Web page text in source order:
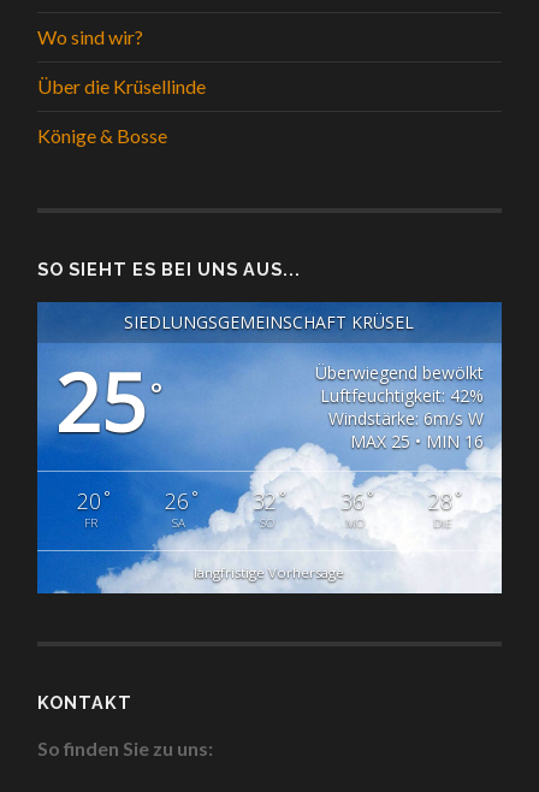
Wo sind wir?
Über die Krüsellinde
Könige & Bosse
SO SIEHT ES BEI UNS AUS...
SIEDLUNGSGEMEINSCHAFT KRÜSEL
25°
Überwiegend bewölkt
Luftfeuchtigkeit: 42%
Windstärke: 6m/s W
MAX 25 • MIN 16
20°
FR
26°
SA
32°
SO
36°
MO
28°
DIE
langfristige Vorhersage
KONTAKT
So finden Sie zu uns: